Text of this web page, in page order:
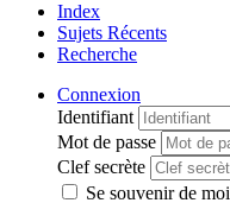
Index
Sujets Récents
Recherche
Connexion
Identifiant
Mot de passe
Clef secrète
Se souvenir de moi